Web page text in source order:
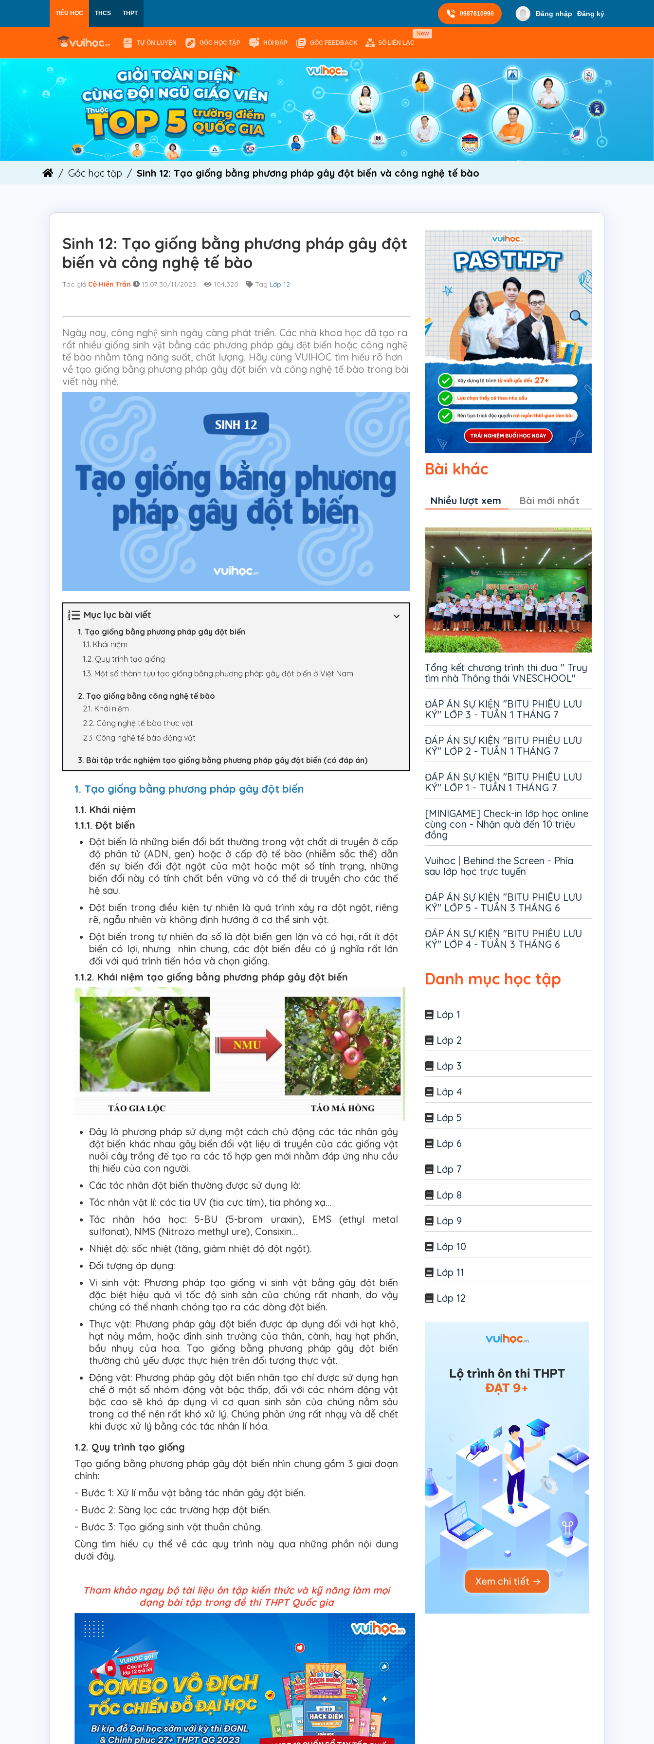
TIỂU HỌC THCS THPT 0987810990 Đăng nhập Đăng ký
TỰ ÔN LUYỆN GÓC HỌC TẬP HỎI ĐÁP GÓC FEEDBACK SỔ LIÊN LẠC
New
Góc học tập Sinh 12: Tạo giống bằng phương pháp gây đột biến và công nghệ tế bào
Sinh 12: Tạo giống bằng phương pháp gây đột
biến và công nghệ tế bào
Tác giả Cô Hiền Trần 15:07 30/11/2023 104,320 Tag Lớp 12
Ngày nay, công nghệ sinh ngày càng phát triển. Các nhà khoa học đã tạo ra
rất nhiều giống sinh vật bằng các phương pháp gây đột biến hoặc công nghệ
tế bào nhằm tăng năng suất, chất lượng. Hãy cùng VUIHOC tìm hiểu rõ hơn
về tạo giống bằng phương pháp gây đột biến và công nghệ tế bào trong bài
viết này nhé.
Mục lục bài viết
1. Tạo giống bằng phương pháp gây đột biến
1.1. Khái niệm
1.2. Quy trình tạo giống
1.3. Một số thành tựu tạo giống bằng phương pháp gây đột biến ở Việt Nam
2. Tạo giống bằng công nghệ tế bào
2.1. Khái niệm
2.2. Công nghệ tế bào thực vật
2.3. Công nghệ tế bào động vật
3. Bài tập trắc nghiệm tạo giống bằng phương pháp gây đột biến (có đáp án)
1. Tạo giống bằng phương pháp gây đột biến
1.1. Khái niệm
1.1.1. Đột biến
Đột biến là những biến đổi bất thường trong vật chất di truyền ở cấp
độ phân tử (ADN, gen) hoặc ở cấp độ tế bào (nhiễm sắc thể) dẫn
đến sự biến đổi đột ngột của một hoặc một số tính trạng, những
biến đổi này có tính chất bền vững và có thể di truyền cho các thế
hệ sau.
Đột biến trong điều kiện tự nhiên là quá trình xảy ra đột ngột, riêng
rẽ, ngẫu nhiên và không định hướng ở cơ thể sinh vật.
Đột biến trong tự nhiên đa số là đột biến gen lặn và có hại, rất ít đột
biến có lợi, nhưng nhìn chung, các đột biến đều có ý nghĩa rất lớn
đối với quá trình tiến hóa và chọn giống.
1.1.2. Khái niệm tạo giống bằng phương pháp gây đột biến
Đây là phương pháp sử dụng một cách chủ động các tác nhân gây
đột biến khác nhau gây biến đổi vật liệu di truyền của các giống vật
nuôi cây trồng để tạo ra các tổ hợp gen mới nhằm đáp ứng nhu cầu
thị hiếu của con người.
Các tác nhân đột biến thường được sử dụng là:
Tác nhân vật lí: các tia UV (tia cực tím), tia phóng xạ…
Tác nhân hóa học: 5-BU (5-brom uraxin), EMS (ethyl metal
sulfonat), NMS (Nitrozo methyl ure), Consixin…
Nhiệt độ: sốc nhiệt (tăng, giảm nhiệt độ đột ngột).
Đối tượng áp dụng:
Vi sinh vật: Phương pháp tạo giống vi sinh vật bằng gây đột biến
đặc biệt hiệu quả vì tốc độ sinh sản của chúng rất nhanh, do vậy
chúng có thể nhanh chóng tạo ra các dòng đột biến.
Thực vật: Phương pháp gây đột biến được áp dụng đối với hạt khô,
hạt nảy mầm, hoặc đỉnh sinh trưởng của thân, cành, hay hạt phấn,
bầu nhụy của hoa. Tạo giống bằng phương pháp gây đột biến
thường chủ yếu được thực hiện trên đối tượng thực vật.
Động vật: Phương pháp gây đột biến nhân tạo chỉ được sử dụng hạn
chế ở một số nhóm động vật bậc thấp, đối với các nhóm động vật
bậc cao sẽ khó áp dụng vì cơ quan sinh sản của chúng nằm sâu
trong cơ thể nên rất khó xử lý. Chúng phản ứng rất nhạy và dễ chết
khi được xử lý bằng các tác nhân lí hóa.
1.2. Quy trình tạo giống
Tạo giống bằng phương pháp gây đột biến nhìn chung gồm 3 giai đoạn
chính:
- Bước 1: Xử lí mẫu vật bằng tác nhân gây đột biến.
- Bước 2: Sàng lọc các trường hợp đột biến.
- Bước 3: Tạo giống sinh vật thuần chủng.
Cùng tìm hiểu cụ thể về các quy trình này qua những phần nội dung
dưới đây.
Tham khảo ngay bộ tài liệu ôn tập kiến thức và kỹ năng làm mọi
dạng bài tập trong đề thi THPT Quốc gia
Bài khác
Nhiều lượt xem Bài mới nhất
Tổng kết chương trình thi đua " Truy
tìm nhà Thông thái VNESCHOOL"
ĐÁP ÁN SỰ KIỆN "BITU PHIÊU LƯU
KÝ" LỚP 3 - TUẦN 1 THÁNG 7
ĐÁP ÁN SỰ KIỆN "BITU PHIÊU LƯU
KÝ" LỚP 2 - TUẦN 1 THÁNG 7
ĐÁP ÁN SỰ KIỆN "BITU PHIÊU LƯU
KÝ" LỚP 1 - TUẦN 1 THÁNG 7
[MINIGAME] Check-in lớp học online
cùng con - Nhận quà đến 10 triệu
đồng
Vuihoc | Behind the Screen - Phía
sau lớp học trực tuyến
ĐÁP ÁN SỰ KIỆN "BITU PHIÊU LƯU
KÝ" LỚP 5 - TUẦN 3 THÁNG 6
ĐÁP ÁN SỰ KIỆN "BITU PHIÊU LƯU
KÝ" LỚP 4 - TUẦN 3 THÁNG 6
Danh mục học tập
Lớp 1
Lớp 2
Lớp 3
Lớp 4
Lớp 5
Lớp 6
Lớp 7
Lớp 8
Lớp 9
Lớp 10
Lớp 11
Lớp 12